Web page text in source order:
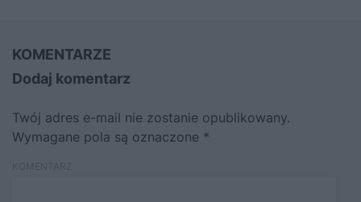
KOMENTARZE
Dodaj komentarz
Twój adres e-mail nie zostanie opublikowany.
Wymagane pola są oznaczone *